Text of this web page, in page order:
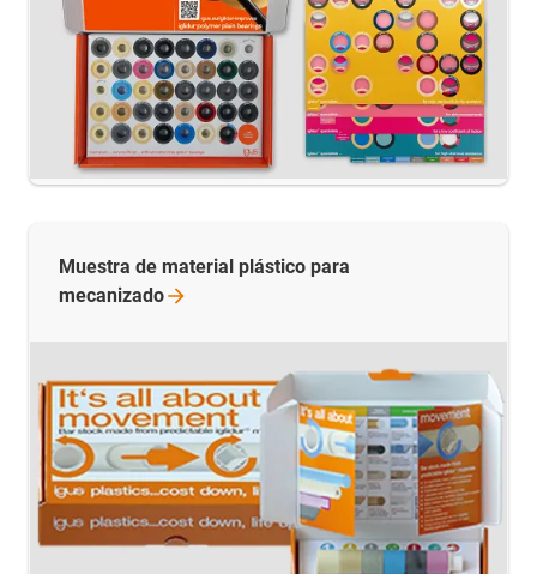
Muestra de material plástico para
mecanizado